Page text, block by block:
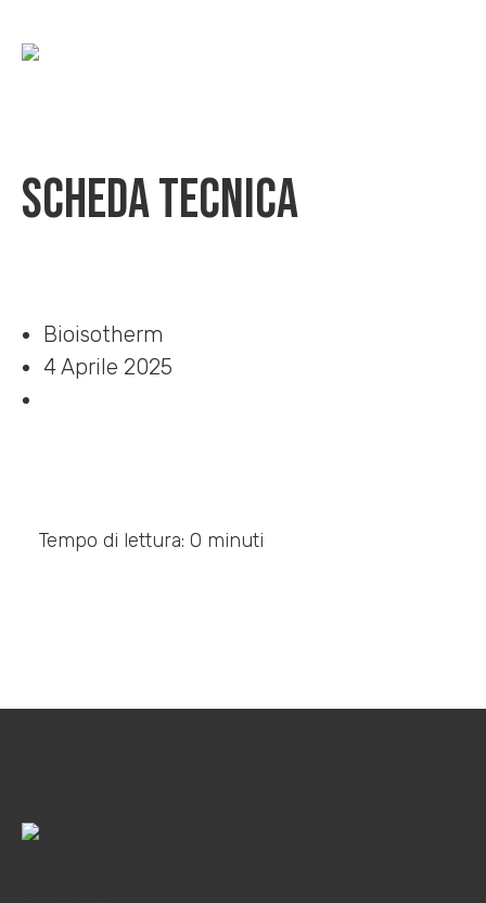
Scheda Tecnica
Bioisotherm
4 Aprile 2025
Tempo di lettura: 0 minuti